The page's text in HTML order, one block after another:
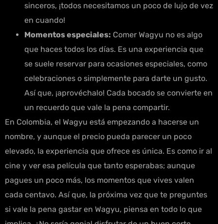
sinceros, ¡todos necesitamos un poco de lujo de vez
en cuando!
Momentos especiales: Comer Wagyu no es algo
que haces todos los días. Es una experiencia que
se suele reservar para ocasiones especiales, como
celebraciones o simplemente para darte un gusto.
Así que, ¡aprovéchalo! Cada bocado se convierte en
un recuerdo que vale la pena compartir.
En Colombia, el Wagyu está empezando a hacerse un
nombre, y aunque el precio pueda parecer un poco
elevado, la experiencia que ofrece es única. Es como ir al
cine y ver esa película que tanto esperabas; aunque
pagues un poco más, los momentos que vives valen
cada centavo. Así que, la próxima vez que te preguntes
si vale la pena gastar en Wagyu, piensa en todo lo que